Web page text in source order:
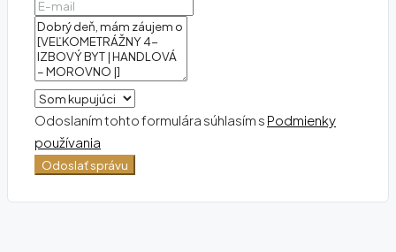
Odoslaním tohto formulára súhlasím s Podmienky
používania
Odoslať správu